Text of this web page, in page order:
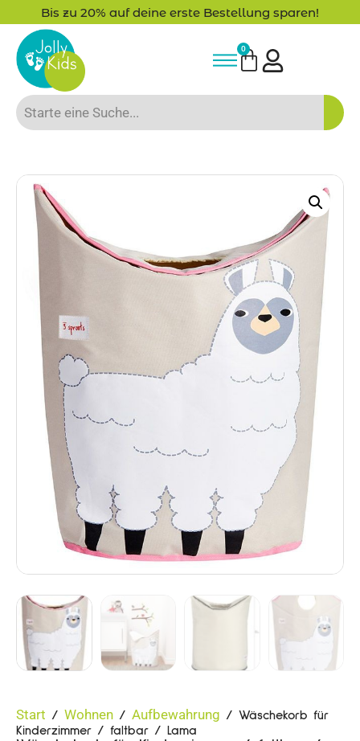
Bis zu 20% auf deine erste Bestellung sparen!
0
Start / Wohnen / Aufbewahrung / Wäschekorb für
Kinderzimmer / faltbar / Lama